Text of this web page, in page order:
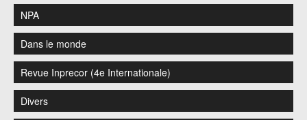
NPA
Dans le monde
Revue Inprecor (4e Internationale)
Divers